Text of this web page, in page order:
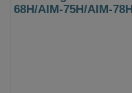
68H/AIM-75H/AIM-78H